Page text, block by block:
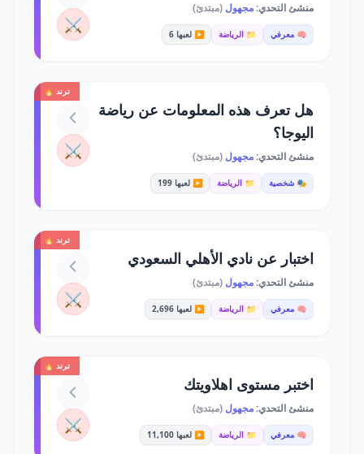
منشئ التحدي:مجهول (مبتدئ)
🧠 معرفي 📁 الرياضة ▶️ لعبها 6 ⚔️
ترند 🔥
هل تعرف هذه المعلومات عن رياضة
اليوجا؟
منشئ التحدي:مجهول (مبتدئ)
🎭 شخصية 📁 الرياضة ▶️ لعبها 199
⚔️
ترند 🔥
اختبار عن نادي الأهلي السعودي
منشئ التحدي:مجهول (مبتدئ)
🧠 معرفي 📁 الرياضة ▶️ لعبها 2,696 ⚔️
ترند 🔥
اختبر مستوى اهلاويتك
منشئ التحدي:مجهول (مبتدئ)
🧠 معرفي 📁 الرياضة ▶️ لعبها 11,100 ⚔️